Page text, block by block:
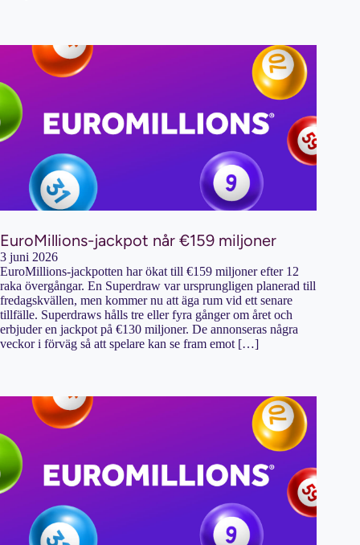
EuroMillions-jackpot når €159 miljoner
3 juni 2026
EuroMillions-jackpotten har ökat till €159 miljoner efter 12
raka övergångar. En Superdraw var ursprungligen planerad till
fredagskvällen, men kommer nu att äga rum vid ett senare
tillfälle. Superdraws hålls tre eller fyra gånger om året och
erbjuder en jackpot på €130 miljoner. De annonseras några
veckor i förväg så att spelare kan se fram emot […]